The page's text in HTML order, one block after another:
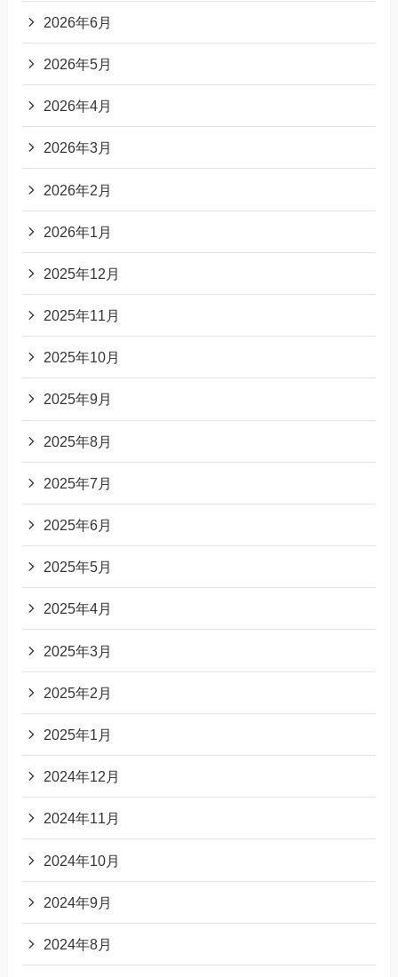
2026年6月
2026年5月
2026年4月
2026年3月
2026年2月
2026年1月
2025年12月
2025年11月
2025年10月
2025年9月
2025年8月
2025年7月
2025年6月
2025年5月
2025年4月
2025年3月
2025年2月
2025年1月
2024年12月
2024年11月
2024年10月
2024年9月
2024年8月